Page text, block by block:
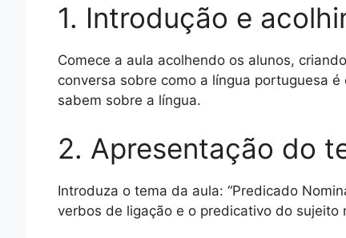
1. Introdução e
Comece a aula acolhendo os alunos,
conversa sobre como a língua portuguesa
sabem sobre a língua.
2. Apresentação do
Introduza o tema da aula: “Predicado
verbos de ligação e o predicativo do